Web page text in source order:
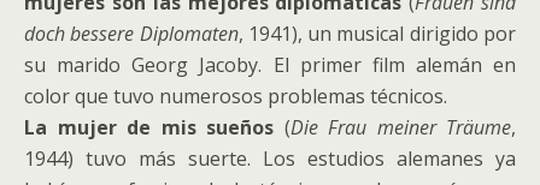
doch bessere Diplomaten, 1941), un musical dirigido por
su marido Georg Jacoby. El primer film alemán en
color que tuvo numerosos problemas técnicos.
La mujer de mis sueños (Die Frau meiner Träume,
1944) tuvo más suerte. Los estudios alemanes ya